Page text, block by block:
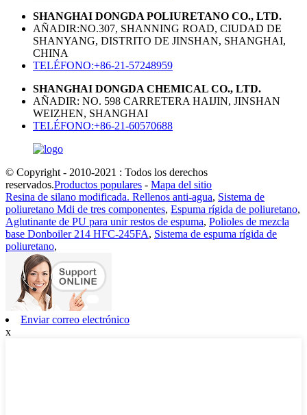
SHANGHAI DONGDA POLIURETANO CO., LTD.
AÑADIR:NO.307, SHANNING ROAD, CIUDAD DE
SHANYANG, DISTRITO DE JINSHAN, SHANGHAI,
CHINA
TELÉFONO:+86-21-57248959
SHANGHAI DONGDA CHEMICAL CO., LTD.
AÑADIR: NO. 598 CARRETERA HAIJIN, JINSHAN
WEIZHEN, SHANGHAI
TELÉFONO:+86-21-60570688
© Copyright - 2010-2021 : Todos los derechos
reservados.Productos populares - Mapa del sitio
Resina de silano modificada. Rellenos anti-agua, Sistema de
poliuretano Mdi de tres componentes, Espuma rígida de poliuretano,
Aglutinante de PU para unir restos de espuma, Polioles de mezcla
base Donboiler 214 HFC-245FA, Sistema de espuma rígida de
poliuretano,
Enviar correo electrónico
x